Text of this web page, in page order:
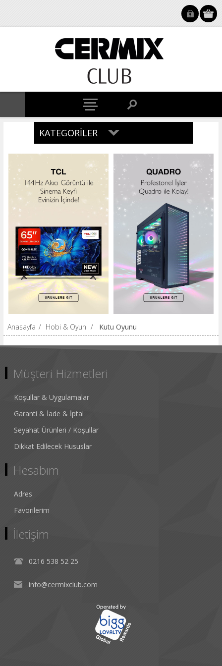
KATEGORILER
Anasayfa / Hobi & Oyun / Kutu Oyunu
Müşteri Hizmetleri
Koşullar & Uygulamalar
Garanti & İade & İptal
Seyahat Ürünleri / Koşullar
Dikkat Edilecek Hususlar
Hesabım
Adres
Favorilerim
İletişim
0216 538 52 25
info@cermixclub.com